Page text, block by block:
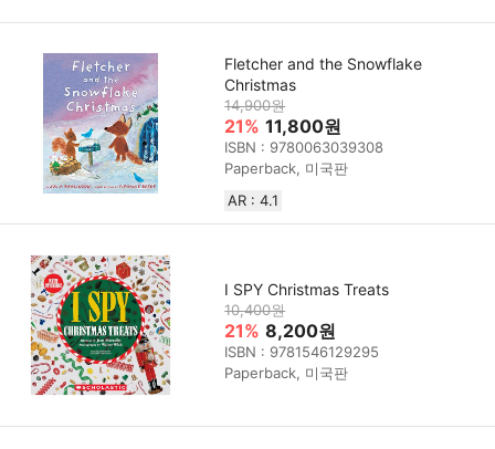
Fletcher and the Snowflake
Christmas
14,900원
21% 11,800원
ISBN : 9780063039308
Paperback, 미국판
AR : 4.1
I SPY Christmas Treats
10,400원
21% 8,200원
ISBN : 9781546129295
Paperback, 미국판